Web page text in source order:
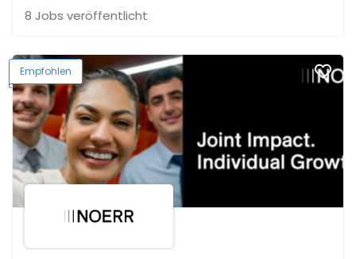
8 Jobs veröffentlicht
Empfohlen